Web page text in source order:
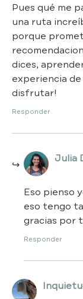
Pues qué me
una ruta
porque
dices,
experiencia
disfrutar!
Responder
Julia
Eso pienso
eso tengo
gracias por
Responder